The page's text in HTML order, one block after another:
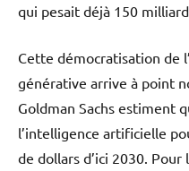
qui pesait déjà 150
Cette démocratisation de
générative arrive à point
Goldman Sachs estiment
l’intelligence artificielle
de dollars d’ici 2030.